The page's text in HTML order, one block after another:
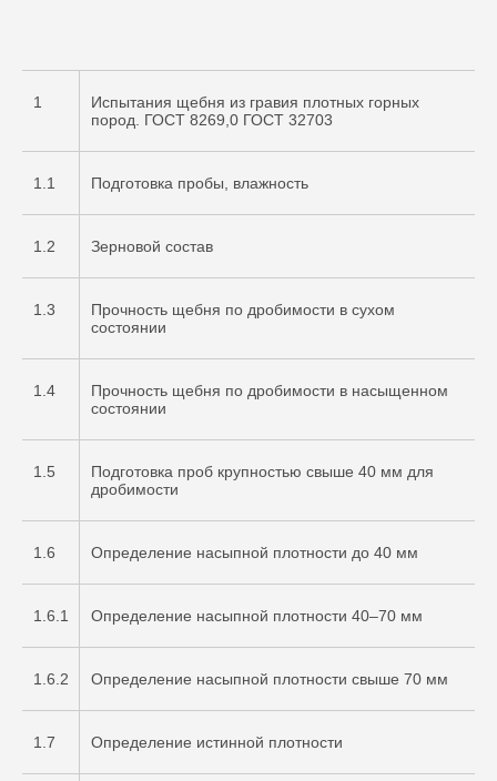
1
Испытания щебня из гравия плотных горных
пород. ГОСТ 8269,0 ГОСТ 32703
1.1 Подготовка пробы, влажность
1.2 Зерновой состав
1.3
Прочность щебня по дробимости в сухом
состоянии
1.4
Прочность щебня по дробимости в насыщенном
состоянии
1.5
Подготовка проб крупностью свыше 40 мм для
дробимости
1.6 Определение насыпной плотности до 40 мм
1.6.1 Определение насыпной плотности 40–70 мм
1.6.2 Определение насыпной плотности свыше 70 мм
1.7 Определение истинной плотности